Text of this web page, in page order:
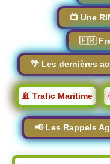
📺 Une
🇫🇷
🌴 Les dernières
🚢 Trafic Maritime
📢 Les Rappels